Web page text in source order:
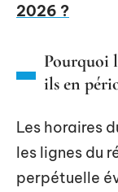
2026 ?
Pourquoi
ils en
Les horaires
les lignes du
perpétuelle